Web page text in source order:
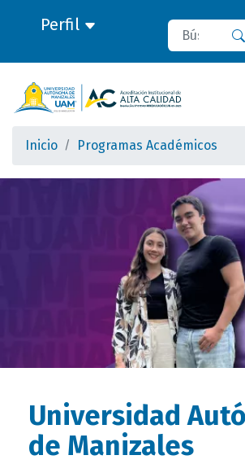
Perfil Buscar
Inicio Programas Académicos
Universidad
de Manizales